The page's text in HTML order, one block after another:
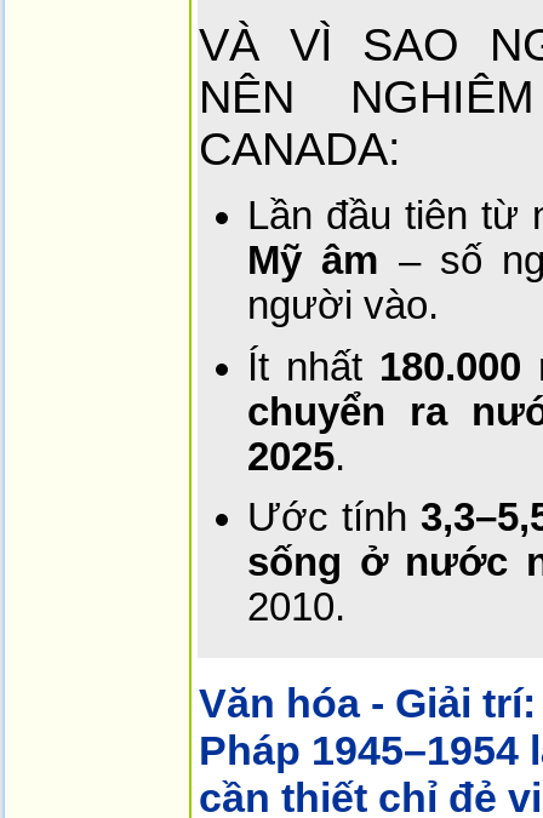
VÀ VÌ SAO
NÊN
CANADA:
Lần đầu tiên từ
Mỹ âm – số
người vào.
Ít nhất
chuyển ra
2025.
Ước tính
sống ở nước
2010.
Văn hóa - Giải trí:
Pháp
cần thiết chỉ đẻ